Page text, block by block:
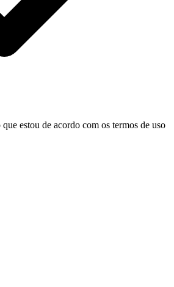
estou de acordo com os termos de uso